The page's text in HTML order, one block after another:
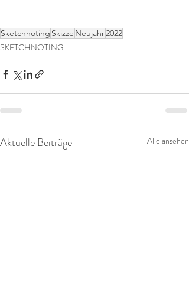
Sketchnoting Skizze Neujahr2022
SKETCHNOTING
Aktuelle Beiträge Alle ansehen